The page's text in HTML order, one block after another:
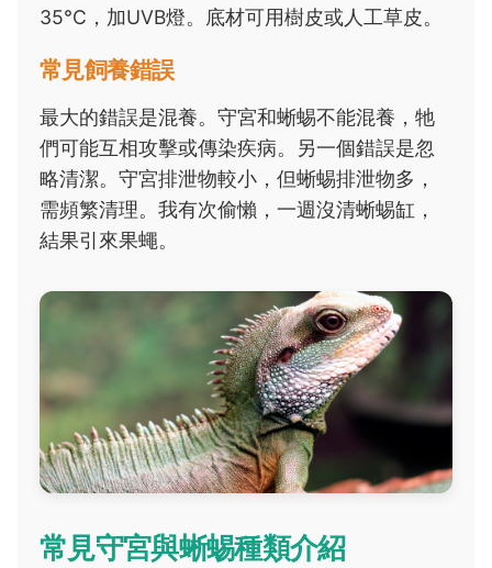
35°C，加UVB燈。底材可用樹皮或人工草皮。
常見飼養錯誤
最大的錯誤是混養。守宮和蜥蜴不能混養，牠
們可能互相攻擊或傳染疾病。另一個錯誤是忽
略清潔。守宮排泄物較小，但蜥蜴排泄物多，
需頻繁清理。我有次偷懶，一週沒清蜥蜴缸，
結果引來果蠅。
常見守宮與蜥蜴種類介紹